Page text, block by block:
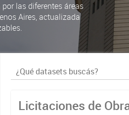
las diferentes áreas
Aires, actualizada
Licitaciones de